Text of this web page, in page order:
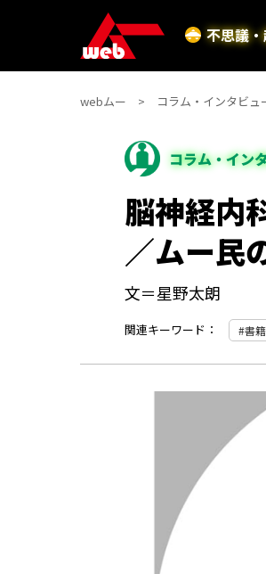
不思議
webムー コラム・インタビュ
コラム・イン
脳神経内
／ムー民
文＝星野太朗
関連キーワード： 書籍